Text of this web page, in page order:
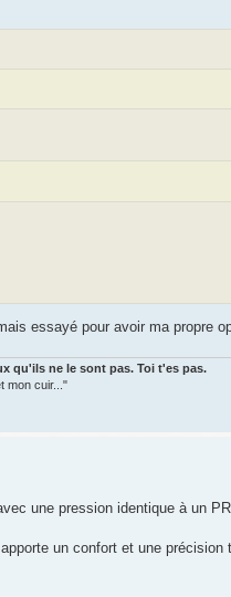
essayé pour avoir ma propre
qu'ils ne le sont pas. Toi t'es pas.
mon cuir..."
une pression identique à un
un confort et une précision